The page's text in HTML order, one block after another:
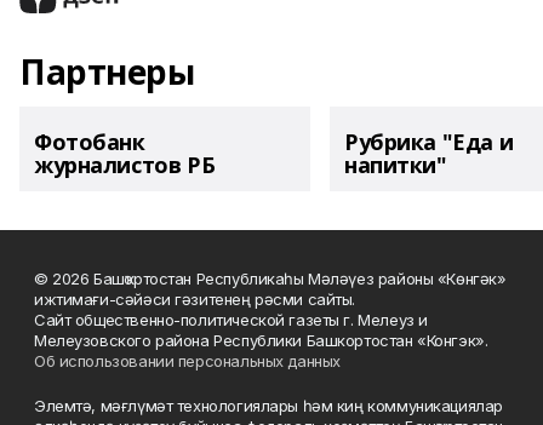
Партнеры
Фотобанк
журналистов РБ
Рубрика "Еда и
напитки"
© 2026 Башҡортостан Республикаһы Мәләүез районы «Көнгәк»
ижтимағи-сәйәси гәзитенең рәсми сайты.
Сайт общественно-политической газеты г. Мелеуз и
Мелеузовского района Республики Башкортостан «Конгэк».
Об использовании персональных данных
Элемтә, мәғлүмәт технологиялары һәм киң коммуникациялар